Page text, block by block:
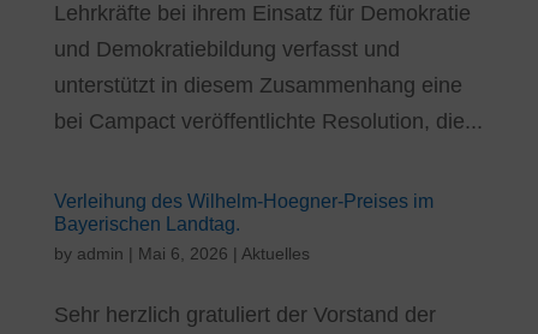
Lehrkräfte bei ihrem Einsatz für Demokratie
und Demokratiebildung verfasst und
unterstützt in diesem Zusammenhang eine
bei Campact veröffentlichte Resolution, die...
Verleihung des Wilhelm-Hoegner-Preises im
Bayerischen Landtag.
by admin | Mai 6, 2026 | Aktuelles
Sehr herzlich gratuliert der Vorstand der